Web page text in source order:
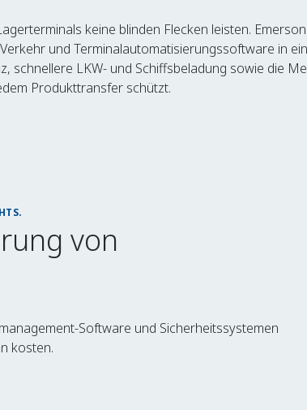
keine blinden Flecken leisten.
und Terminalautomatisierungssoftware in
schnellere LKW- und Schiffsbeladung sowie die
Produkttransfer schützt.
von
Software und Sicherheitssystemen
kosten.